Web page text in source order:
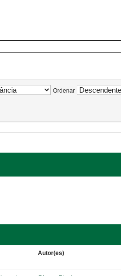
Ordenar
Autor(es)